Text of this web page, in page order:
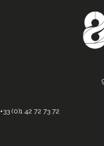
+33 (0)1 42 72 73 72